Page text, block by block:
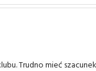
Trudno mieć